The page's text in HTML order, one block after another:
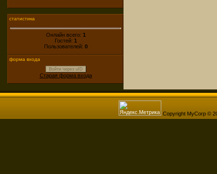
статистика
Онлайн всего: 1
Гостей: 1
Пользователей: 0
форма входа
Войти через uID
Старая форма входа
Copyright MyCorp ©